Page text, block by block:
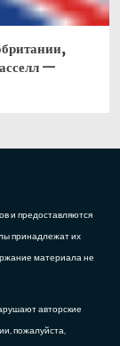
—
и предоставляются
принадлежат их
материала не
авторские
пожалуйста,